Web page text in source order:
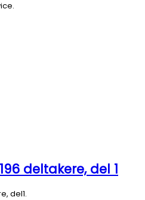
deltakere, del 1
del1.